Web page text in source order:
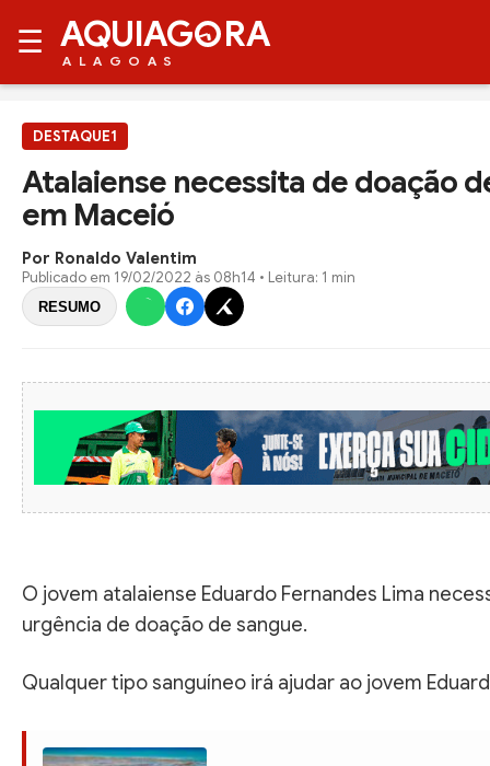
☰ AQUIAG RA
ALAGOAS
DESTAQUE1
Atalaiense necessita de doação
em Maceió
Por Ronaldo Valentim
Publicado em 19/02/2022 às 08h14 • Leitura: 1 min
RESUMO
O jovem atalaiense Eduardo Fernandes Lima
urgência de doação de sangue.
Qualquer tipo sanguíneo irá ajudar ao jovem